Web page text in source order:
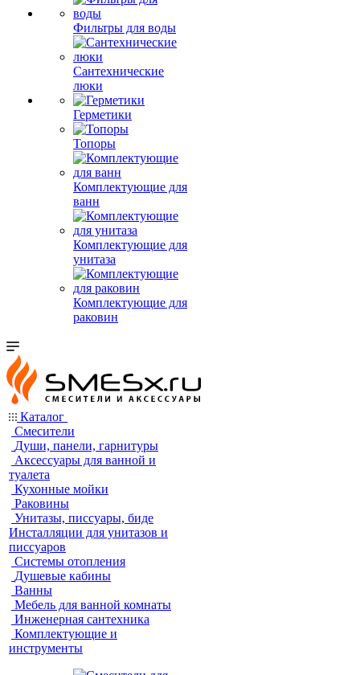
Фильтры для воды
Сантехнические
люки
Герметики
Топоры
Комплектующие для
ванн
Комплектующие для
унитаза
Комплектующие для
раковин
Каталог
Смесители
Души, панели, гарнитуры
Аксессуары для ванной и
туалета
Кухонные мойки
Раковины
Унитазы, писсуары, биде
Инсталляции для унитазов и
писсуаров
Системы отопления
Душевые кабины
Ванны
Мебель для ванной комнаты
Инженерная сантехника
Комплектующие и
инструменты